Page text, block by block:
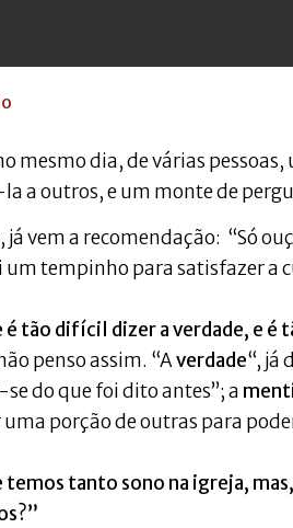
mesmo dia, de várias
a outros, e um monte de
já vem a recomendação: “Só
um tempinho para satisfazer a
é tão difícil dizer a verdade, e é
penso assim. “Averdade“, já
do que foi dito antes”; a
porção de outras para
temos tanto sono na igreja,